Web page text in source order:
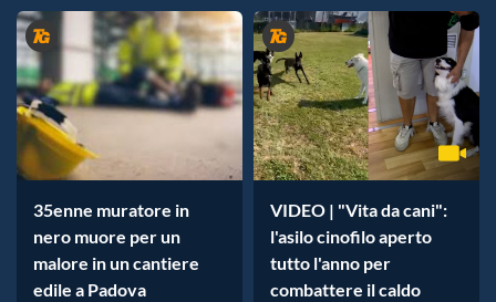
35enne muratore in
nero muore per un
malore in un cantiere
edile a Padova
VIDEO | "Vita da cani":
l'asilo cinofilo aperto
tutto l'anno per
combattere il caldo